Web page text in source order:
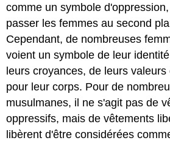
comme un symbole
passer les femmes au second
Cependant, de nombreuses
voient un symbole de leur
leurs croyances, de leurs
pour leur corps. Pour de
musulmanes, il ne s'agit pas de
oppressifs, mais de vêtements
libèrent d'être considérées